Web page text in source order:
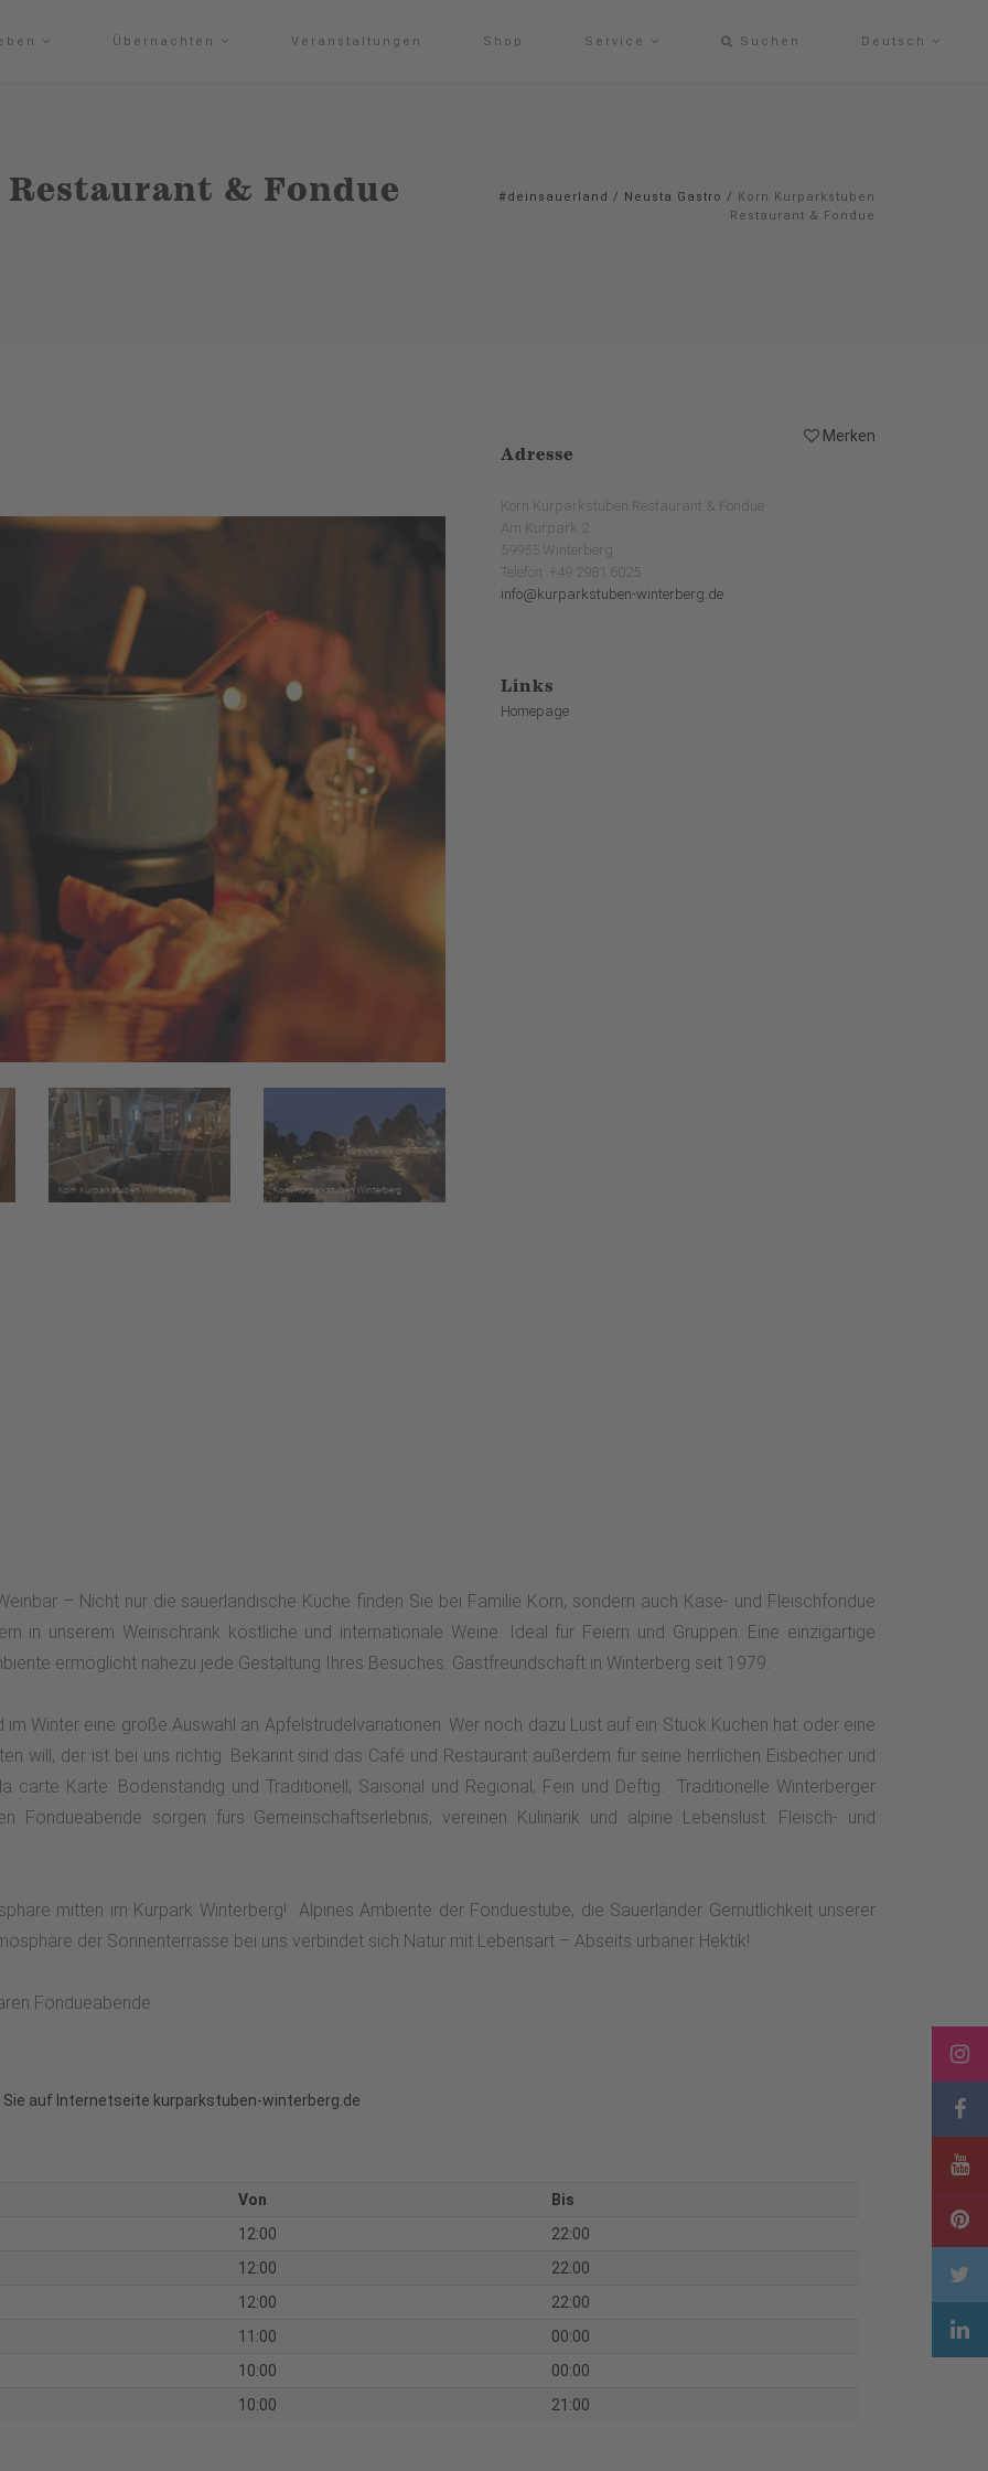
Übernachten Veranstaltungen Shop Service Suchen Deutsch
& Fondue #deinsauerland / Neusta Gastro / Korn Kurparkstuben
Restaurant & Fondue
Merken
Adresse
Korn Kurparkstuben Restaurant & Fondue
Am Kurpark 2
59955 Winterberg
Telefon: +49 2981 6025
info@kurparkstuben-winterberg.de
Links
Homepage
– Nicht nur die sauerländische Küche finden Sie bei Familie Korn, sondern auch Käse- und Fleischfondue
in unserem Weinschrank köstliche und internationale Weine. Ideal für Feiern und Gruppen. Eine einzigartige
ermöglicht nahezu jede Gestaltung Ihres Besuches. Gastfreundschaft in Winterberg seit 1979.
Winter eine große Auswahl an Apfelstrudelvariationen. Wer noch dazu Lust auf ein Stück Kuchen hat oder eine
will, der ist bei uns richtig. Bekannt sind das Café und Restaurant außerdem für seine herrlichen Eisbecher und
carte Karte: Bodenständig und Traditionell, Saisonal und Regional, Fein und Deftig. Traditionelle Winterberger
Fondueabende sorgen fürs Gemeinschaftserlebnis, vereinen Kulinarik und alpine Lebenslust. Fleisch- und
mitten im Kurpark Winterberg! Alpines Ambiente der Fonduestube, die Sauerländer Gemütlichkeit unserer
der Sonnenterrasse bei uns verbindet sich Natur mit Lebensart – Abseits urbaner Hektik!
Fondueabende
auf Internetseite kurparkstuben-winterberg.de
Von
Bis
12:00
22:00
12:00
22:00
12:00
22:00
11:00
00:00
10:00
00:00
10:00
21:00